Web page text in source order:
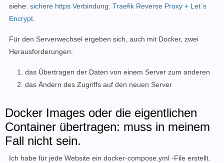
siehe: sichere https Verbindung: Traefik Reverse Proxy + Let´s
Encrypt
Für den Serverwechsel ergeben sich, auch mit Docker, zwei
Herausforderungen:
das Übertragen der Daten von einem Server zum anderen
das Ändern des Zugriffs auf den neuen Server
Docker Images oder die eigentlichen
Container übertragen: muss in meinem
Fall nicht sein.
Ich habe für jede Website ein docker-compose.yml -File erstellt.